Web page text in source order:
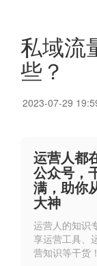
私域流
些？
2023-07-29
运营人都
公众号，
满，助你
大神
运营人的知识
享运营工具、
营知识等干货！